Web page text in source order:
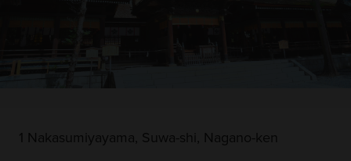
1 Nakasumiyayama, Suwa-shi, Nagano-ken